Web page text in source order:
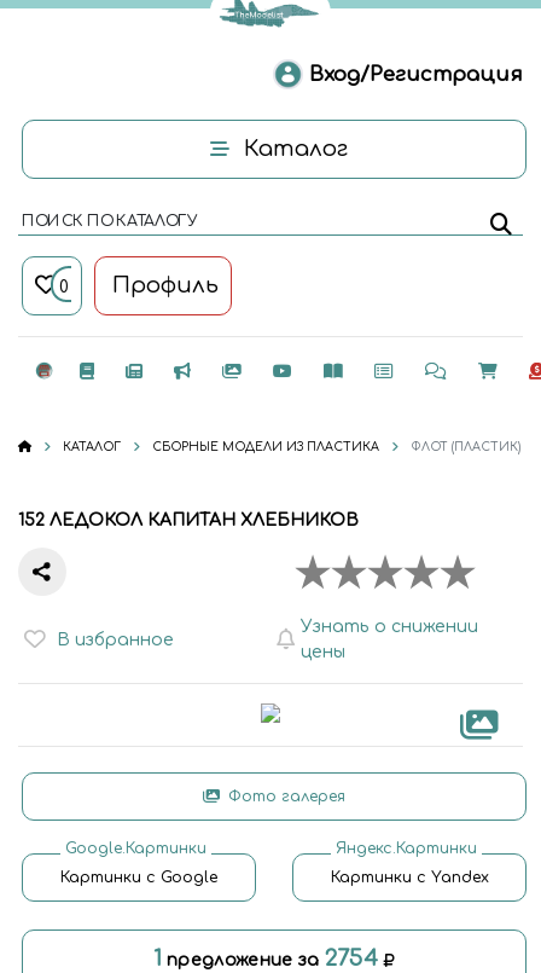
Вход/Регистрация
Каталог
ПОИСК ПО КАТАЛОГУ
0 Профиль
КАТАЛОГ СБОРНЫЕ МОДЕЛИ ИЗ ПЛАСТИКА ФЛОТ (ПЛАСТИК)
152 ЛЕДОКОЛ КАПИТАН ХЛЕБНИКОВ
В избранное
Узнать о снижении
цены
Фото галерея
Google.Картинки
Картинки с Google
Яндекс.Картинки
Картинки с Yandex
1 предложение за 2754